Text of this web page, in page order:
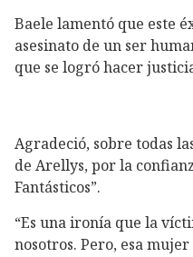
Baele lamentó que este
asesinato de un ser
que se logró hacer
Agradeció, sobre todas
de Arellys, por la
Fantásticos”.
“Es una ironía que la
nosotros. Pero, esa